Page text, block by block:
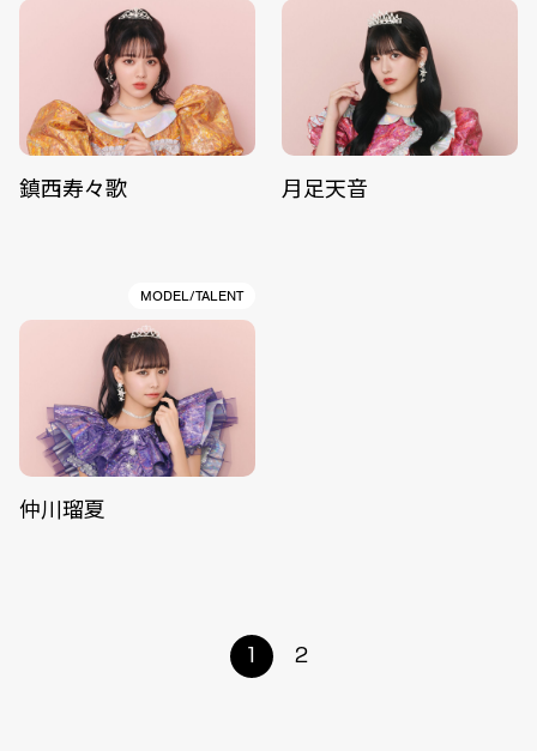
鎮西寿々歌 月足天音
MODEL/TALENT
仲川瑠夏
1 2